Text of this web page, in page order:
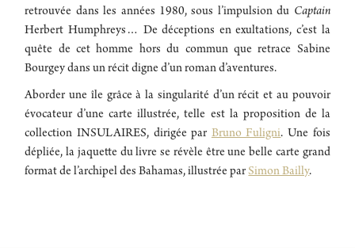
retrouvée dans les années 1980, sous l’impulsion du Captain
Herbert Humphreys… De déceptions en exultations, c’est la
quête de cet homme hors du commun que retrace Sabine
Bourgey dans un récit digne d’un roman d’aventures.
Aborder une île grâce à la singularité d’un récit et au pouvoir
évocateur d’une carte illustrée, telle est la proposition de la
collection INSULAIRES, dirigée par Bruno Fuligni. Une fois
dépliée, la jaquette du livre se révèle être une belle carte grand
format de l’archipel des Bahamas, illustrée parSimon Bailly.